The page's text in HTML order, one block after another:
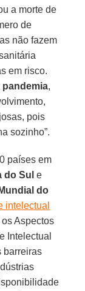
a morte de
de
não fazem
em risco.
pandemia,
pois
sozinho”.
países em
do Sul e
do
intelectual
Aspectos
Intelectual
barreiras